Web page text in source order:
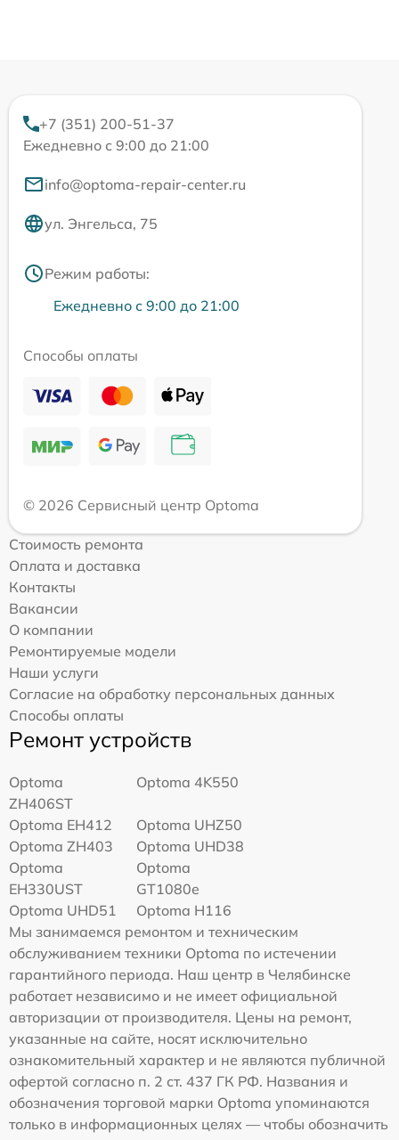
+7 (351) 200-51-37
Ежедневно с 9:00 до 21:00
info@optoma-repair-center.ru
ул. Энгельса, 75
Режим работы:
Ежедневно с 9:00 до 21:00
Способы оплаты
© 2026 Сервисный центр Optoma
Стоимость ремонта
Оплата и доставка
Контакты
Вакансии
О компании
Ремонтируемые модели
Наши услуги
Согласие на обработку персональных данных
Способы оплаты
Ремонт устройств
Optoma
ZH406ST
Optoma 4K550
Optoma EH412
Optoma UHZ50
Optoma ZH403
Optoma UHD38
Optoma
EH330UST
Optoma
GT1080e
Optoma UHD51
Optoma H116
Мы занимаемся ремонтом и техническим
обслуживанием техники Optoma по истечении
гарантийного периода. Наш центр в Челябинске
работает независимо и не имеет официальной
авторизации от производителя. Цены на ремонт,
указанные на сайте, носят исключительно
ознакомительный характер и не являются публичной
офертой согласно п. 2 ст. 437 ГК РФ. Названия и
обозначения торговой марки Optoma упоминаются
только в информационных целях — чтобы обозначить